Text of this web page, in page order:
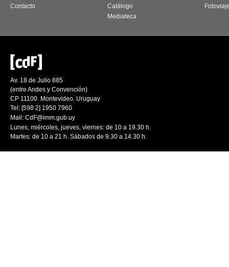
Contacto
Catálogo
Mediateca
Av. 18 de Julio 885
(entre Andes y Convención)
CP 11100. Montevideo. Uruguay
Tel: [598 2] 1950 7960
Mail: CdF@imm.gub.uy
Lunes, miércoles, jueves, viernes: de 10 a 19.30 h.
Martes: de 10 a 21 h. Sábados de 9.30 a 14.30 h.